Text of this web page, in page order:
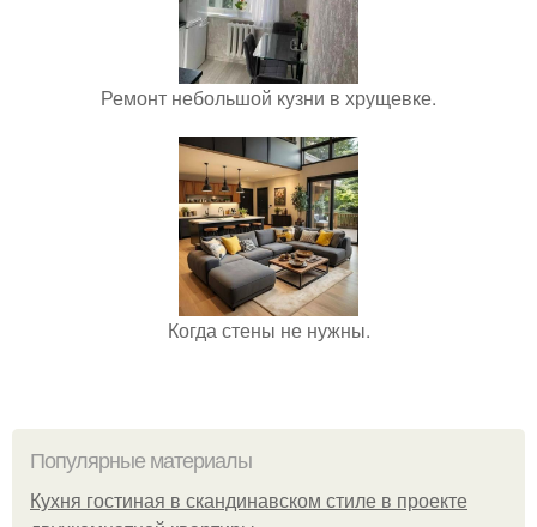
Ремонт небольшой кузни в хрущевке.
Когда стены не нужны.
Популярные материалы
Кухня гостиная в скандинавском стиле в проекте